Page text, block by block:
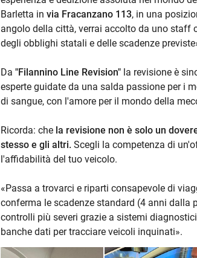
Barletta in via Fracanzano 113, in una
angolo della città, verrai accolto da uno staff
degli obblighi statali e delle scadenze
Da "Filannino Line Revision" la revisione è
esperte guidate da una salda passione per i
di sangue, con l'amore per il mondo della
Ricorda: che la revisione non è solo un
stesso e gli altri.Scegli la competenza di
l'affidabilità del tuo veicolo.
«Passa a trovarci e riparti consapevole di
conferma le scadenze standard (4 anni
controlli più severi grazie a sistemi
banche dati per tracciare veicoli inquinati».